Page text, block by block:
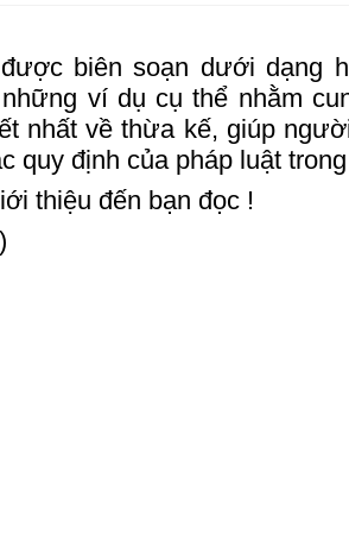
biên soạn dưới dạng
ví dụ cụ thể nhằm
nhất về thừa kế, giúp
quy định của pháp luật
thiệu đến bạn đọc !